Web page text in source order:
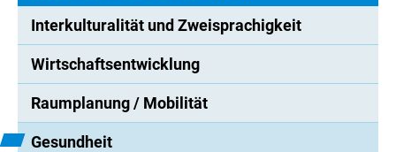
Interkulturalität und Zweisprachigkeit
Wirtschaftsentwicklung
Raumplanung / Mobilität
Gesundheit